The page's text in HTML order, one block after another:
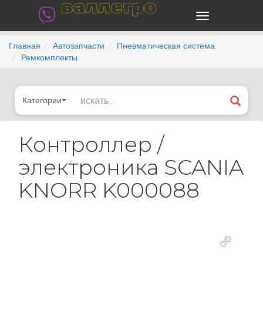
валлегро
Главная Автозапчасти
Пневматическая система
Ремкомплекты
Категории
Контроллер /
электроника SCANIA
KNORR K000088